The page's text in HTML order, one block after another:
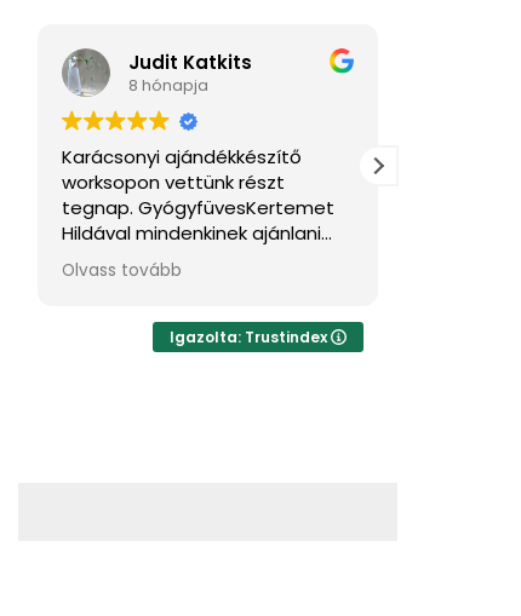
Judit Katkits
8 hónapja
Karácsonyi ajándékkészítő
worksopon vettünk részt
tegnap. GyógyfüvesKertemet
Hildával mindenkinek ajánlani
tudom, ha feltöltődésre,
egyben tudásra vágyik kellemes
több csillagot adni, akkor azt
Olvass tovább
Nagyon jól
Sok hasznos
Igazolta: Trustindex